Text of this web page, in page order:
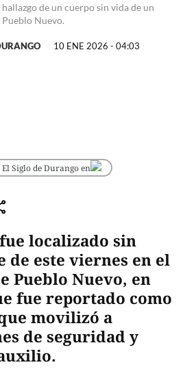
de un cuerpo sin vida de un
Nuevo.
10 ENE 2026 - 04:03
El Siglo de Durango en
localizado sin
de este viernes en el
Pueblo Nuevo, en
fue reportado como
movilizó a
de seguridad y